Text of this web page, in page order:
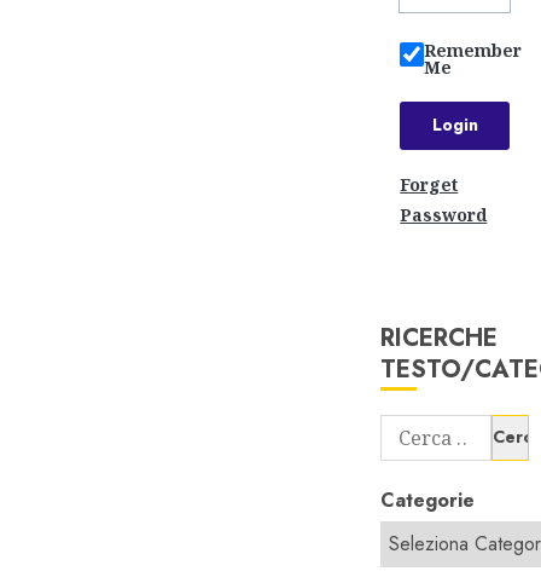
Remember
Me
Forget
Password
RICERCHE
TESTO/
Ricerca
per:
Categorie